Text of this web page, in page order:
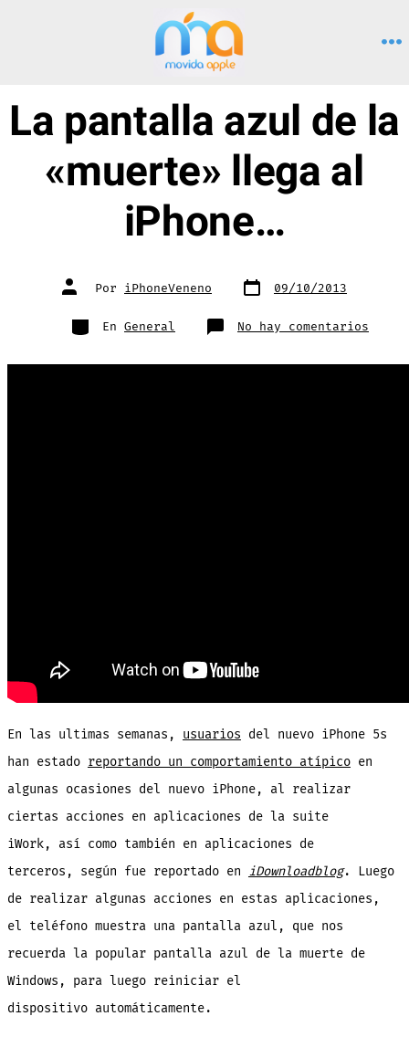
La pantalla azul de la
«muerte» llega al
iPhone…
Autor
de Por iPhoneVeneno Fecha
de 09/10/2013
Categorías
En General No hay comentarios
La
En las ultimas semanas, usuarios del nuevo iPhone 5s
han estado reportando un comportamiento atípicoen
algunas ocasiones del nuevo iPhone, al realizar
ciertas acciones en aplicaciones de la suite
iWork, así como también en aplicaciones de
terceros, según fue reportado en iDownloadblog. Luego
de realizar algunas acciones en estas aplicaciones,
el teléfono muestra una pantalla azul, que nos
recuerda la popular pantalla azul de la muerte de
Windows, para luego reiniciar el
dispositivo automáticamente.